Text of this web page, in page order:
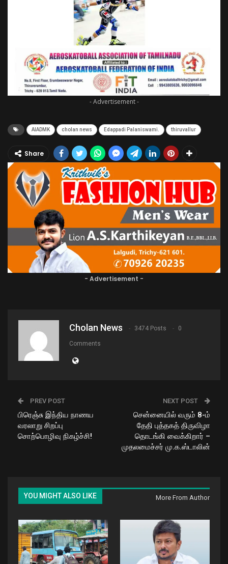
- Advertisement -
AIADMK cholan news Edappadi Palaniswami. thiruvallur
Share
- Advertisement -
Cholan News 3474 Posts 0
Comments
PREV POST
பிரெஞ்சு இந்திய நாணய
வரலாறு சிறப்பு
சொற்பொழிவு நிகழ்ச்சி!
NEXT POST
சென்னையில் வரும் 8-ம்
தேதி புத்தகத் திருவிழா
தொடங்கி வைக்கிறார் –
முதலமைச்சர் மு.க.ஸ்டாலின்
YOU MIGHT ALSO LIKE More From Author